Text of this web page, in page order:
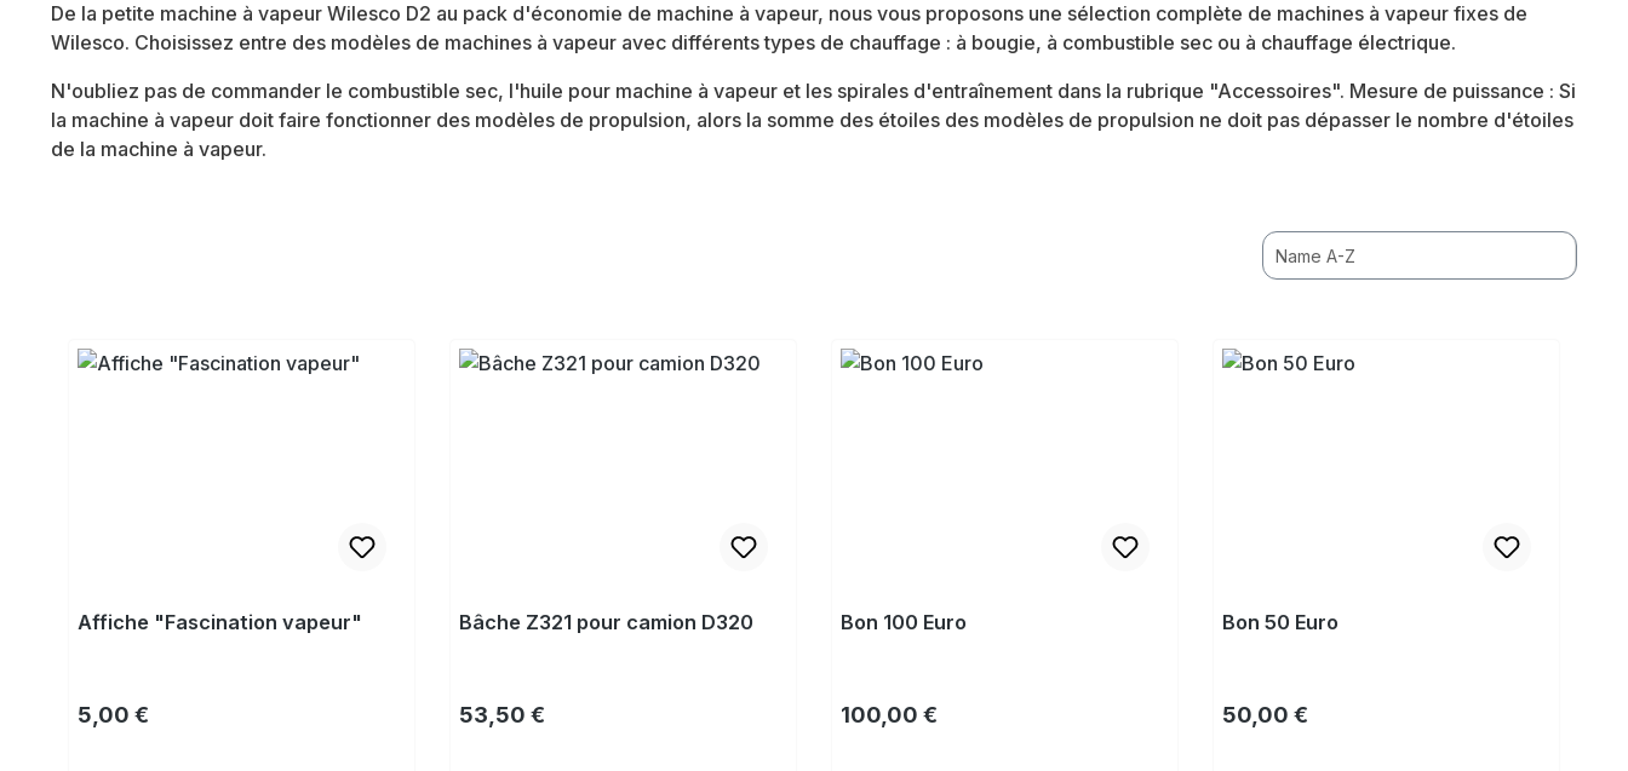
De la petite machine à vapeur Wilesco D2 au pack d'économie de machine à vapeur, nous vous proposons une sélection complète de machines à vapeur fixes de
Wilesco. Choisissez entre des modèles de machines à vapeur avec différents types de chauffage : à bougie, à combustible sec ou à chauffage électrique.
N'oubliez pas de commander le combustible sec, l'huile pour machine à vapeur et les spirales d'entraînement dans la rubrique "Accessoires". Mesure de puissance : Si
la machine à vapeur doit faire fonctionner des modèles de propulsion, alors la somme des étoiles des modèles de propulsion ne doit pas dépasser le nombre d'étoiles
de la machine à vapeur.
Affiche "Fascination vapeur"
Prix régulier :
5,00 €
Bâche Z321 pour camion D320
Prix régulier :
53,50 €
Bon 100 Euro
Prix régulier :
100,00 €
Bon 50 Euro
Prix régulier :
50,00 €